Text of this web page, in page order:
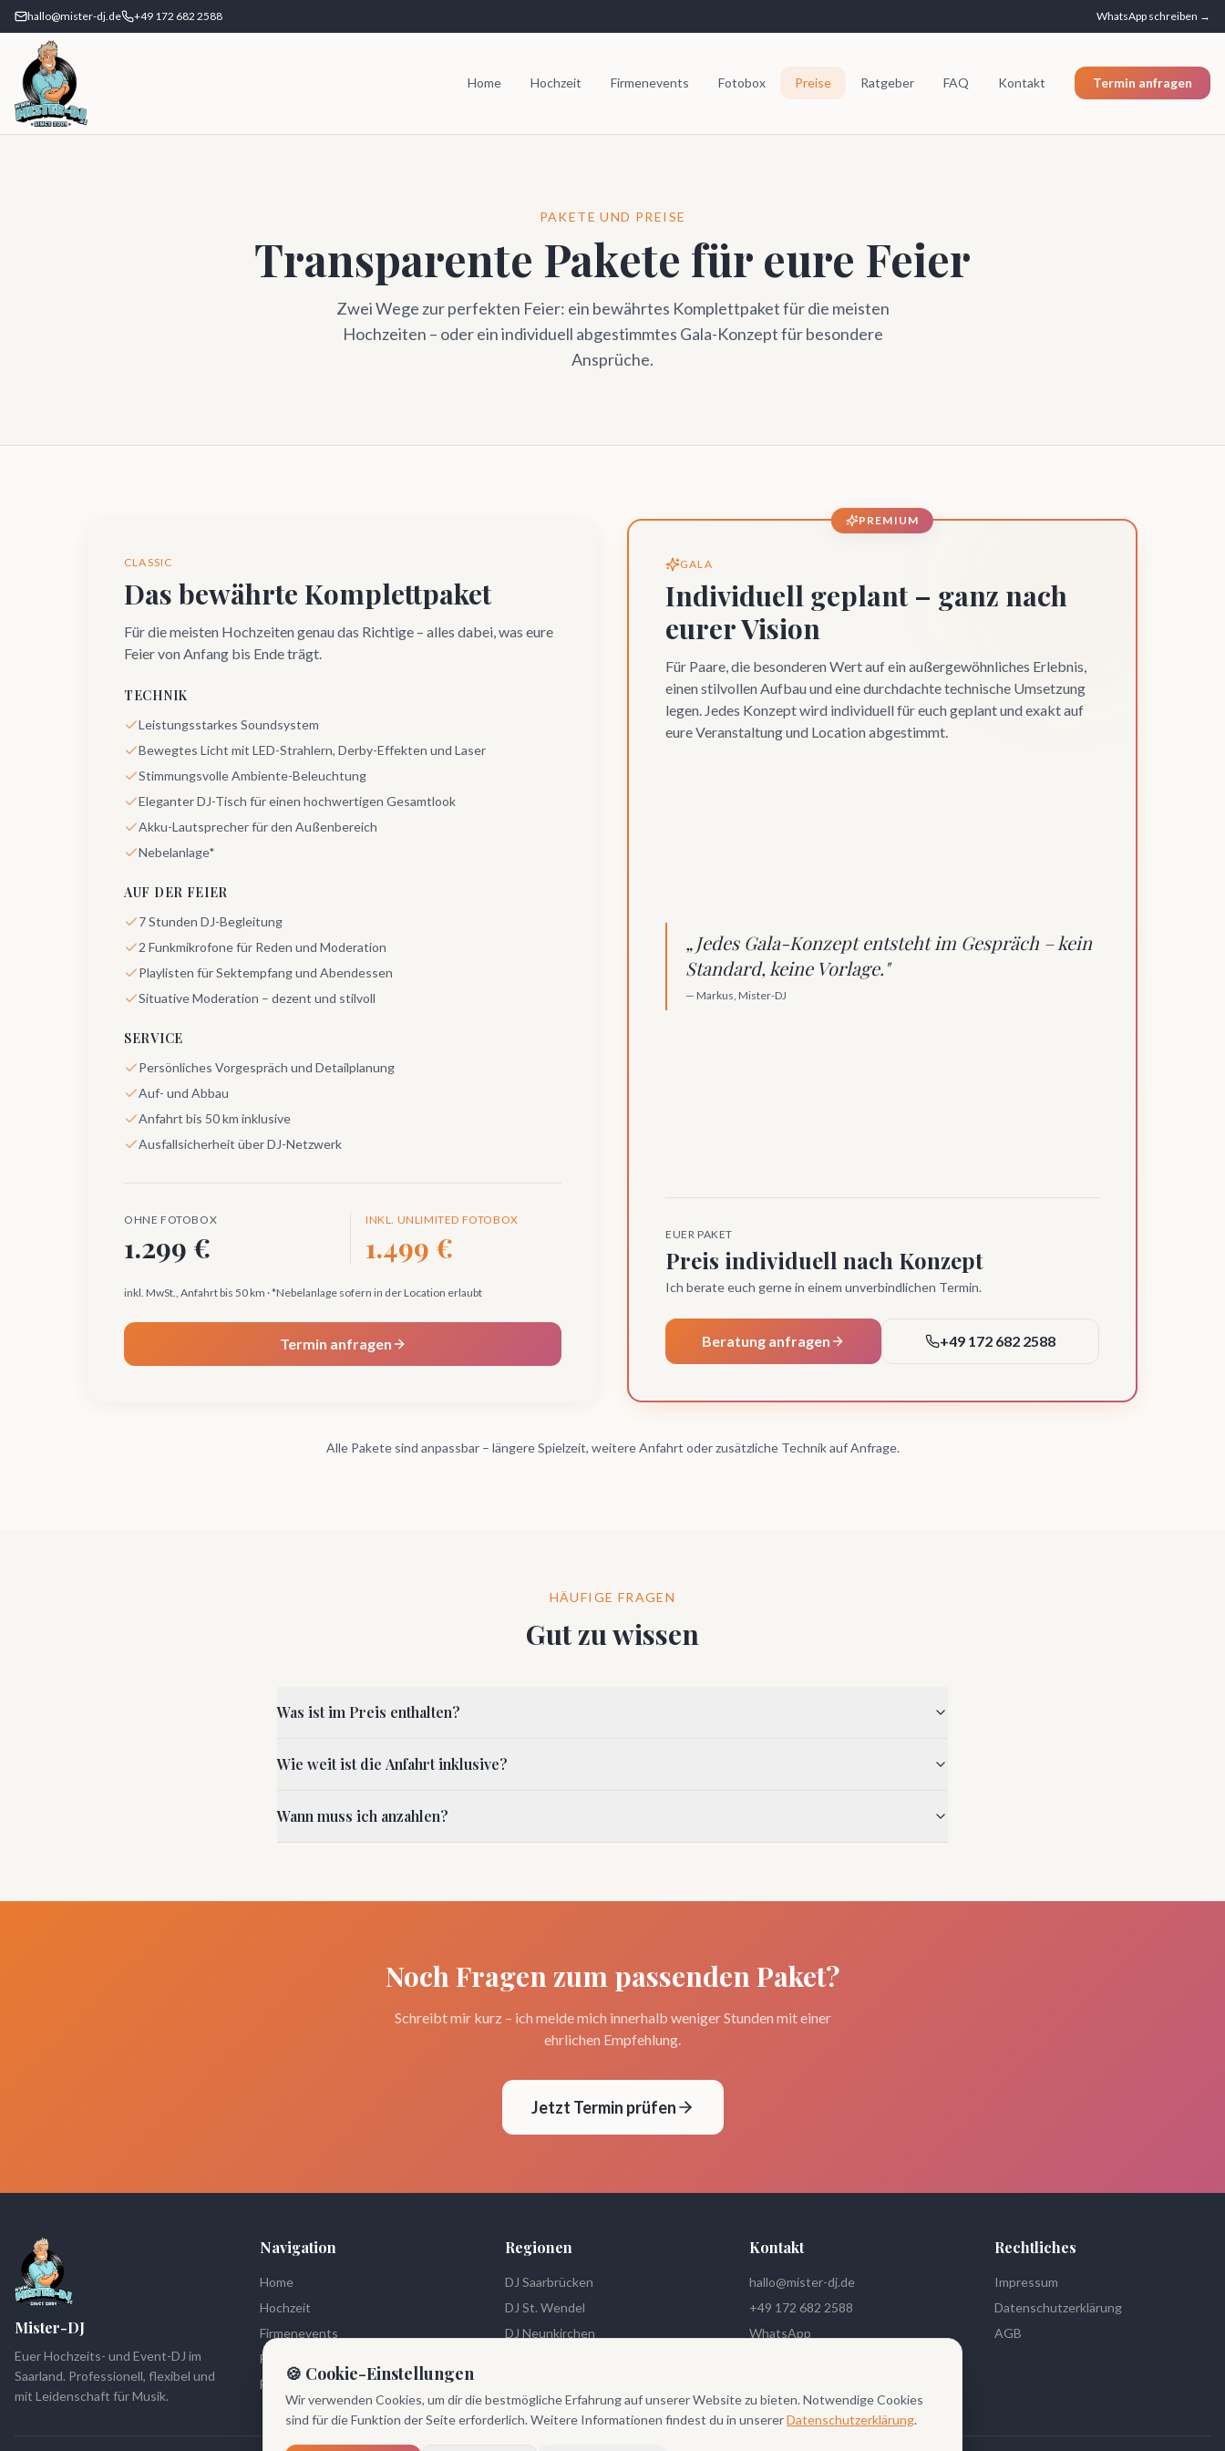
hallo@mister-dj.de +49 172 682 2588 WhatsApp schreiben →
Home Hochzeit Firmenevents Fotobox Preise Ratgeber FAQ Kontakt Termin anfragen
PAKETE UND PREISE
Transparente Pakete für eure Feier
Zwei Wege zur perfekten Feier: ein bewährtes Komplettpaket für die meisten
Hochzeiten – oder ein individuell abgestimmtes Gala-Konzept für besondere
Ansprüche.
CLASSIC
Das bewährte Komplettpaket
Für die meisten Hochzeiten genau das Richtige – alles dabei, was eure
Feier von Anfang bis Ende trägt.
TECHNIK
Leistungsstarkes Soundsystem
Bewegtes Licht mit LED-Strahlern, Derby-Effekten und Laser
Stimmungsvolle Ambiente-Beleuchtung
Eleganter DJ-Tisch für einen hochwertigen Gesamtlook
Akku-Lautsprecher für den Außenbereich
Nebelanlage*
AUF DER FEIER
7 Stunden DJ-Begleitung
2 Funkmikrofone für Reden und Moderation
Playlisten für Sektempfang und Abendessen
Situative Moderation – dezent und stilvoll
SERVICE
Persönliches Vorgespräch und Detailplanung
Auf- und Abbau
Anfahrt bis 50 km inklusive
Ausfallsicherheit über DJ-Netzwerk
OHNE FOTOBOX
1.299 €
INKL. UNLIMITED FOTOBOX
1.499 €
inkl. MwSt., Anfahrt bis 50 km · *Nebelanlage sofern in der Location erlaubt
Termin anfragen
PREMIUM
GALA
Individuell geplant – ganz nach
eurer Vision
Für Paare, die besonderen Wert auf ein außergewöhnliches Erlebnis,
einen stilvollen Aufbau und eine durchdachte technische Umsetzung
legen. Jedes Konzept wird individuell für euch geplant und exakt auf
eure Veranstaltung und Location abgestimmt.
„Jedes Gala-Konzept entsteht im Gespräch – kein
Standard, keine Vorlage."
— Markus, Mister-DJ
EUER PAKET
Preis individuell nach Konzept
Ich berate euch gerne in einem unverbindlichen Termin.
Beratung anfragen +49 172 682 2588
Alle Pakete sind anpassbar – längere Spielzeit, weitere Anfahrt oder zusätzliche Technik auf Anfrage.
HÄUFIGE FRAGEN
Gut zu wissen
Was ist im Preis enthalten?
Wie weit ist die Anfahrt inklusive?
Wann muss ich anzahlen?
Noch Fragen zum passenden Paket?
Schreibt mir kurz – ich melde mich innerhalb weniger Stunden mit einer
ehrlichen Empfehlung.
Jetzt Termin prüfen
Mister-DJ
Euer Hochzeits- und Event-DJ im
Saarland. Professionell, flexibel und
mit Leidenschaft für Musik.
Navigation
Home
Hochzeit
Firmenevents
Fotobox
FAQ
Regionen
DJ Saarbrücken
DJ St. Wendel
DJ Neunkirchen
Kontakt
hallo@mister-dj.de
+49 172 682 2588
WhatsApp
Rechtliches
Impressum
Datenschutzerklärung
AGB
🍪 Cookie-Einstellungen
Wir verwenden Cookies, um dir die bestmögliche Erfahrung auf unserer Website zu bieten. Notwendige Cookies
sind für die Funktion der Seite erforderlich. Weitere Informationen findest du in unsererDatenschutzerklärung.